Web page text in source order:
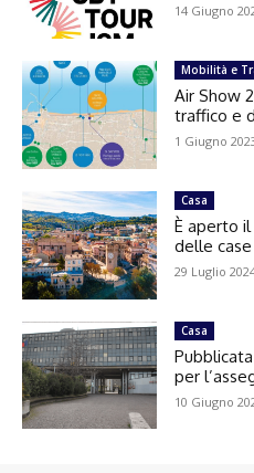
14 Giugno
Mobilità e
Air Show
traffico e
1 Giugno
Casa
È aperto il
delle
29 Luglio
Casa
per
10 Giugno